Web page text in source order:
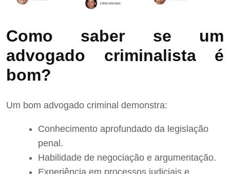
Como saber se um
advogado criminalista é
bom?
Um bom advogado criminal demonstra:
Conhecimento aprofundado da legislação
penal.
Habilidade de negociação e argumentação.